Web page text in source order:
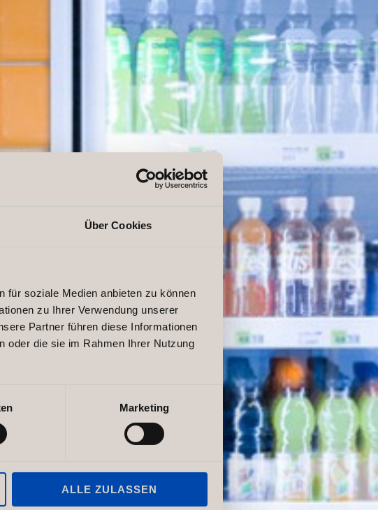
Über Cookies
für soziale Medien anbieten zu können
zu Ihrer Verwendung unserer
Partner führen diese Informationen
oder die sie im Rahmen Ihrer Nutzung
Marketing
ALLE ZULASSEN